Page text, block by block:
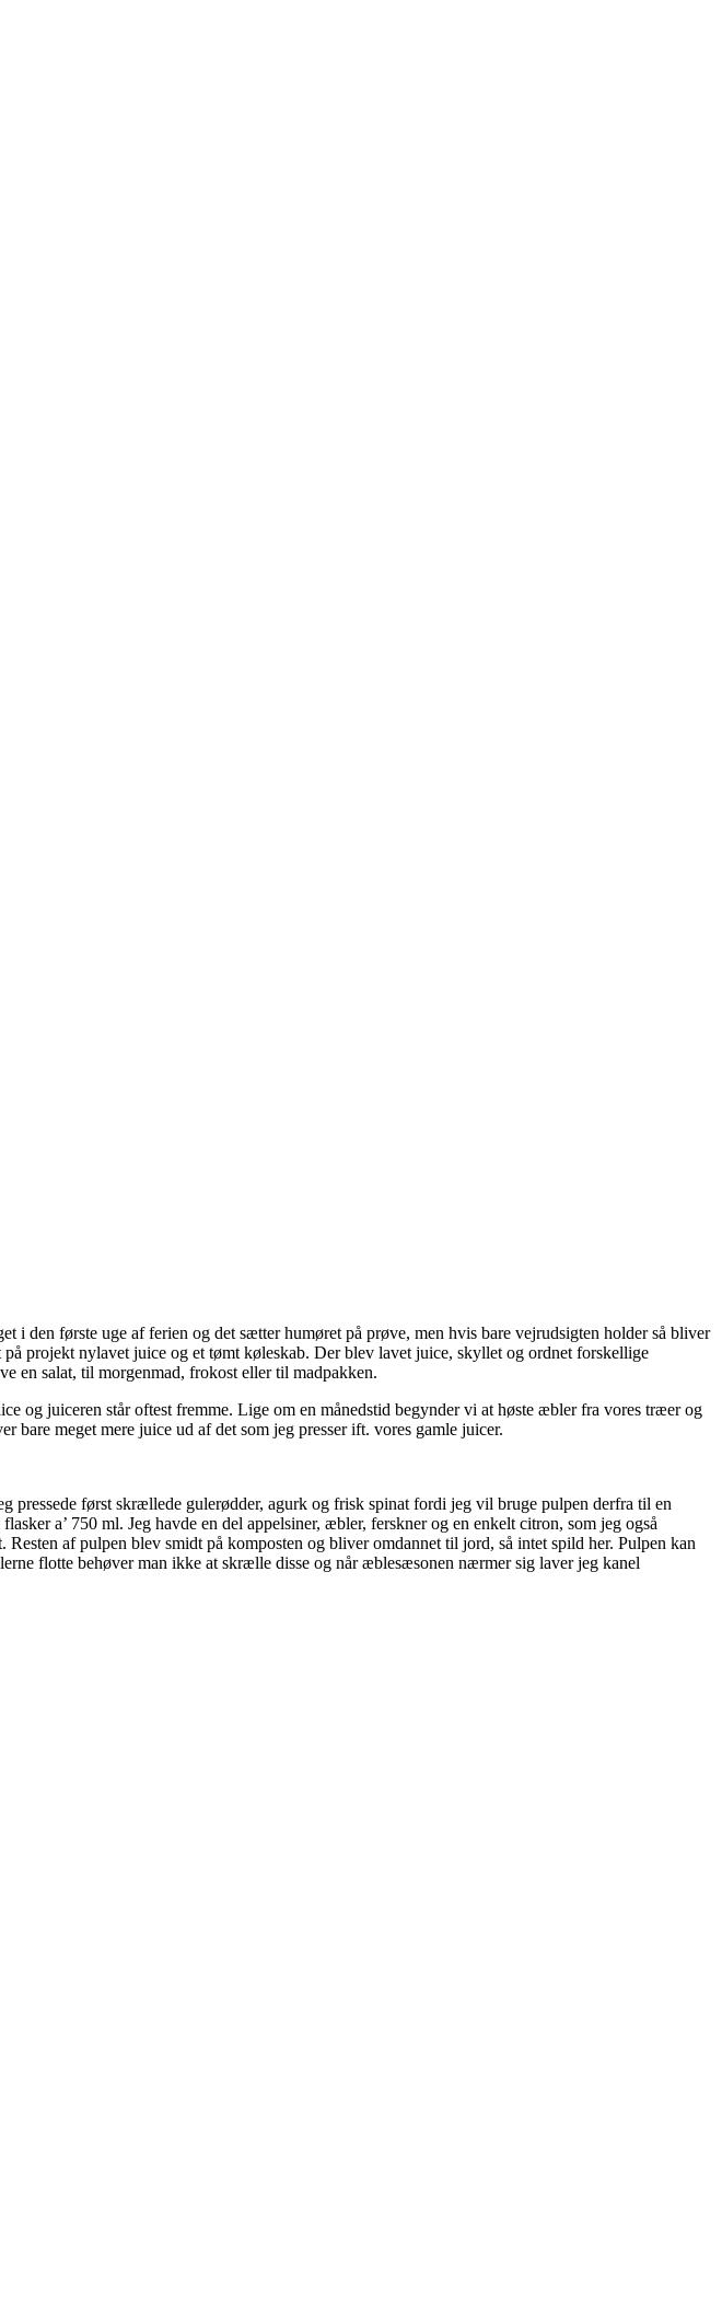
den første uge af ferien og det sætter humøret på prøve, men hvis bare vejrudsigten holder så bliver
projekt nylavet juice og et tømt køleskab. Der blev lavet juice, skyllet og ordnet forskellige
en salat, til morgenmad, frokost eller til madpakken.
og juiceren står oftest fremme. Lige om en månedstid begynder vi at høste æbler fra vores træer og
meget mere juice ud af det som jeg presser ift. vores gamle juicer.
pressede først skrællede gulerødder, agurk og frisk spinat fordi jeg vil bruge pulpen derfra til en
a’ 750 ml. Jeg havde en del appelsiner, æbler, ferskner og en enkelt citron, som jeg også
af pulpen blev smidt på komposten og bliver omdannet til jord, så intet spild her. Pulpen kan
flotte behøver man ikke at skrælle disse og når æblesæsonen nærmer sig laver jeg kanel